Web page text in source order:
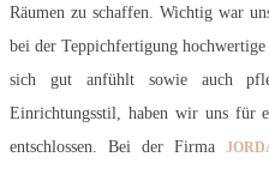
Räumen zu schaffen. Wichtig war
bei der Teppichfertigung
sich gut anfühlt sowie auch
Einrichtungsstil, haben wir uns für
entschlossen. Bei der Firma